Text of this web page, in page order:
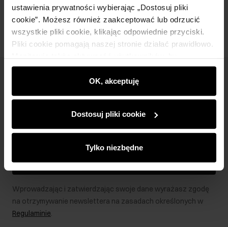
ustawienia prywatności wybierając „Dostosuj pliki
cookie”. Możesz również zaakceptować lub odrzucić
wszystkie pliki cookie, klikając odpowiednie przyciski.
Pliki cookie pomagają naszej stronie działać prawidłowo.
wyświetlać im dopasowane do ich preferencji treści,
rekomendacje oraz komunikaty reklamowe informujące o
najnowszych promocjach w e-sklepie. Informacje o tym,
partnerom społecznościowym, reklamowym i
analitycznym. Partnerzy mogą połączyć te informacje z
podczas korzystania z ich usług.
OK, akceptuję
Dostosuj pliki cookie
Tylko niezbędne
Opinie
Bądź na bieżąco z nowościami i promocjami!
Zapisz się
Wprowadzając i zatwierdzając swoje dane wyrażasz zgodę
na otrzymywanie newslettera na zasadach określonych w
Regulaminie.